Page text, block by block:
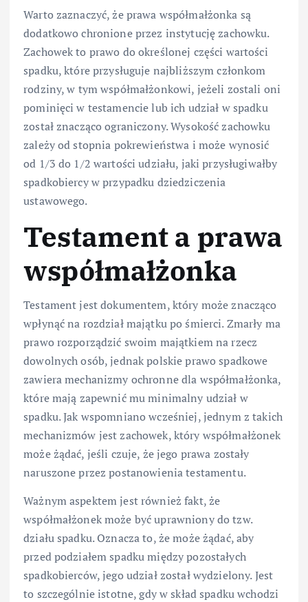
Warto zaznaczyć, że prawa współmałżonka są
dodatkowo chronione przez instytucję zachowku.
Zachowek to prawo do określonej części wartości
spadku, które przysługuje najbliższym członkom
rodziny, w tym współmałżonkowi, jeżeli zostali oni
pominięci w testamencie lub ich udział w spadku
został znacząco ograniczony. Wysokość zachowku
zależy od stopnia pokrewieństwa i może wynosić
od 1/3 do 1/2 wartości udziału, jaki przysługiwałby
spadkobiercy w przypadku dziedziczenia
ustawowego.
Testament a prawa
współmałżonka
Testament jest dokumentem, który może znacząco
wpłynąć na rozdział majątku po śmierci. Zmarły ma
prawo rozporządzić swoim majątkiem na rzecz
dowolnych osób, jednak polskie prawo spadkowe
zawiera mechanizmy ochronne dla współmałżonka,
które mają zapewnić mu minimalny udział w
spadku. Jak wspomniano wcześniej, jednym z takich
mechanizmów jest zachowek, który współmałżonek
może żądać, jeśli czuje, że jego prawa zostały
naruszone przez postanowienia testamentu.
Ważnym aspektem jest również fakt, że
współmałżonek może być uprawniony do tzw.
działu spadku. Oznacza to, że może żądać, aby
przed podziałem spadku między pozostałych
spadkobierców, jego udział został wydzielony. Jest
to szczególnie istotne, gdy w skład spadku wchodzi